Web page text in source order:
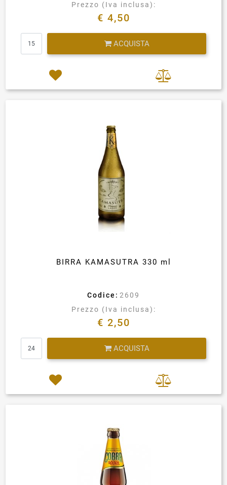
Prezzo (Iva inclusa):
€ 4,50
ACQUISTA
BIRRA KAMASUTRA 330 ml
Codice: 2609
Prezzo (Iva inclusa):
€ 2,50
ACQUISTA